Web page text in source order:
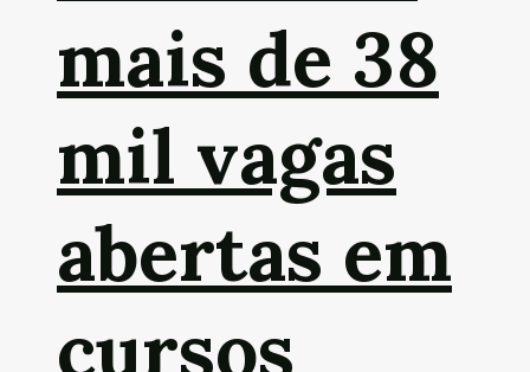
mais de 38
mil vagas
abertas em
cursos